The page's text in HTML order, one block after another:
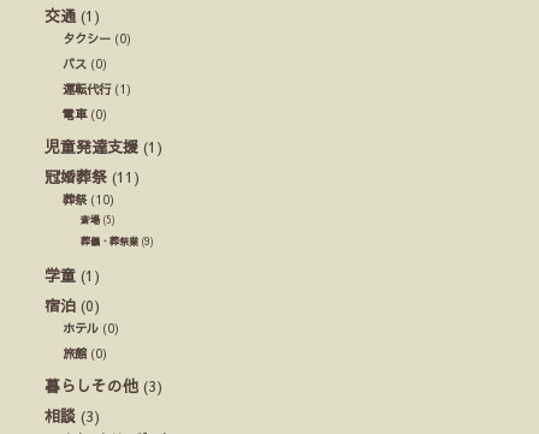
交通 (1)
タクシー (0)
バス (0)
運転代行(1)
電車(0)
児童発達支援 (1)
冠婚葬祭 (11)
葬祭(10)
斎場(5)
葬儀・葬祭業 (9)
学童 (1)
宿泊 (0)
ホテル (0)
旅館 (0)
暮らしその他 (3)
相談 (3)